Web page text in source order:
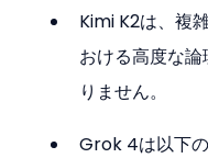
Kimi K2は、複
おける高度な
りません。
Grok 4は以下